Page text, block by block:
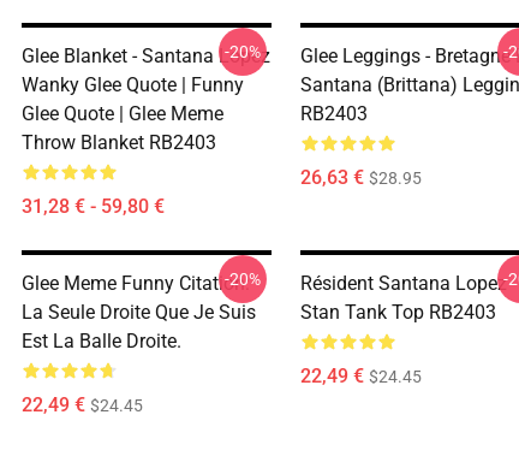
Glee Blanket - Santana Lopez
Wanky Glee Quote | Funny
Glee Quote | Glee Meme
Throw Blanket RB2403
31,28 € - 59,80 €
-20%
Glee Leggings - Bretagne
Santana (Brittana)
RB2403
26,63 € $28.95
-
Glee Meme Funny Citation:
La Seule Droite Que Je Suis
Est La Balle Droite.
22,49 € $24.45
-20%
Résident Santana Lopez
Stan Tank Top RB2403
22,49 € $24.45
-